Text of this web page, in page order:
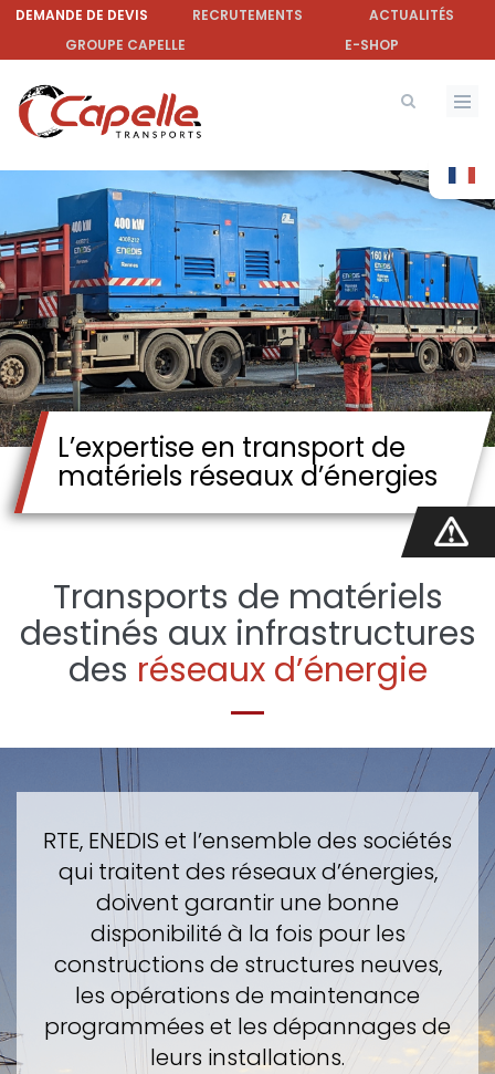
Aller
contenu
principal
DEMANDE DE DEVIS RECRUTEMENTS
ACTUALITÉS
GROUPE CAPELLE
E-SHOP
L’expertise en transport de
matériels réseaux d’énergies
Transports de matériels
destinés aux infrastructures
des réseaux d’énergie
RTE, ENEDIS et l’ensemble des sociétés
qui traitent des réseaux d’énergies,
doivent garantir une bonne
disponibilité à la fois pour les
constructions de structures neuves,
les opérations de maintenance
programmées et les dépannages de
leurs installations.